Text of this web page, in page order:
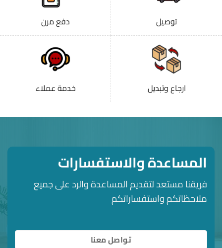
توصيل دفع مرن
ارجاع وتبديل خدمة عملاء
المساعدة والاستفسارات
فريقنا مستعد لتقديم المساعدة والرد على جميع
ملاحظاتكم واستفساراتكم
تواصل معنا